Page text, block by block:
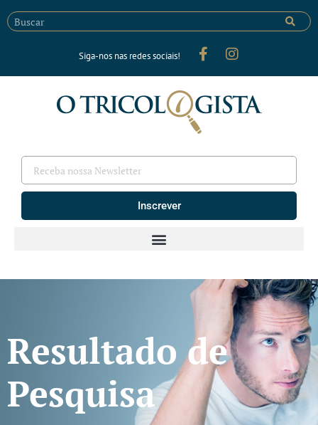
Siga-nos nas redes sociais!
Inscrever
Resultado de
Pesquisa